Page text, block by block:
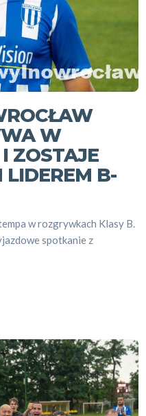
W
ZOSTAJE
B-
w rozgrywkach Klasy B.
spotkanie z